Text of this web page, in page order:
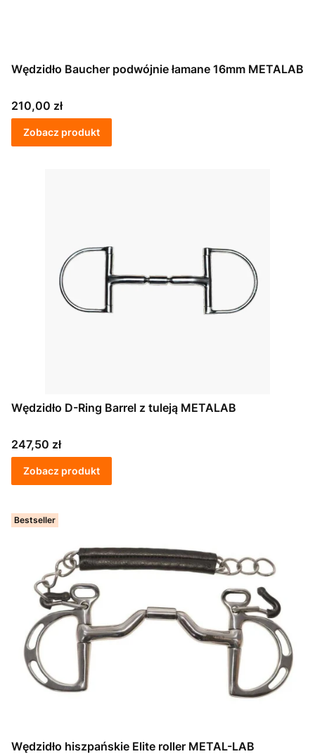
Wędzidło Baucher podwójnie łamane 16mm METALAB
Cena
210,00 zł
Zobacz produkt
Wędzidło D-Ring Barrel z tuleją METALAB
Cena
247,50 zł
Zobacz produkt
Bestseller
Wędzidło hiszpańskie Elite roller METAL-LAB